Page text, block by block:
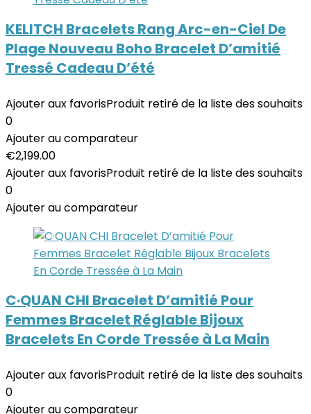
KELITCH Bracelets Rang Arc-en-Ciel De
Plage Nouveau Boho Bracelet D’amitié
Tressé Cadeau D’été
Ajouter aux favorisProduit retiré de la liste des souhaits
0
Ajouter au comparateur
€2,199.00
Ajouter aux favorisProduit retiré de la liste des souhaits
0
Ajouter au comparateur
C·QUAN CHI Bracelet D’amitié Pour
Femmes Bracelet Réglable Bijoux
Bracelets En Corde Tressée à La Main
Ajouter aux favorisProduit retiré de la liste des souhaits
0
Ajouter au comparateur